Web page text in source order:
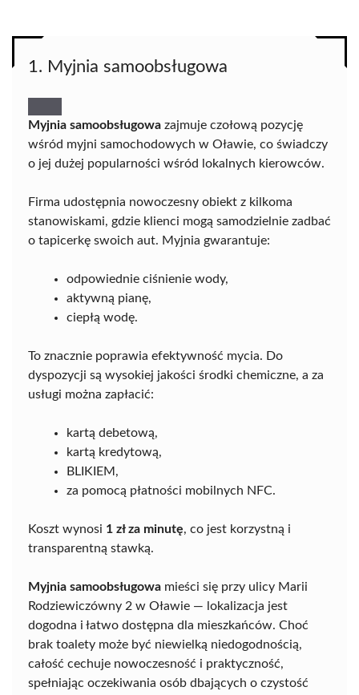
1. Myjnia samoobsługowa
Myjnia samoobsługowa zajmuje czołową pozycję
wśród myjni samochodowych w Oławie, co świadczy
o jej dużej popularności wśród lokalnych kierowców.
Firma udostępnia nowoczesny obiekt z kilkoma
stanowiskami, gdzie klienci mogą samodzielnie zadbać
o tapicerkę swoich aut. Myjnia gwarantuje:
odpowiednie ciśnienie wody,
aktywną pianę,
ciepłą wodę.
To znacznie poprawia efektywność mycia. Do
dyspozycji są wysokiej jakości środki chemiczne, a za
usługi można zapłacić:
kartą debetową,
kartą kredytową,
BLIKIEM,
za pomocą płatności mobilnych NFC.
Koszt wynosi 1 zł za minutę, co jest korzystną i
transparentną stawką.
Myjnia samoobsługowa mieści się przy ulicy Marii
Rodziewiczówny 2 w Oławie — lokalizacja jest
dogodna i łatwo dostępna dla mieszkańców. Choć
brak toalety może być niewielką niedogodnością,
całość cechuje nowoczesność i praktyczność,
spełniając oczekiwania osób dbających o czystość